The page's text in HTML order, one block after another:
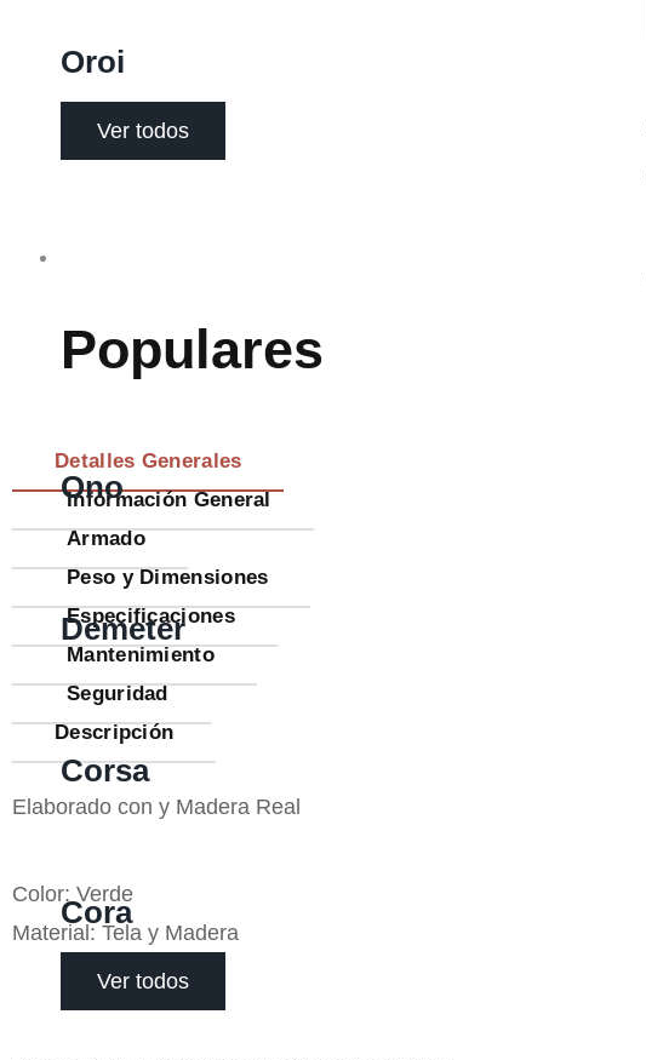
Oroi
Ver todos
Populares
Ono
Demeter
Corsa
Cora
Ver todos
Detalles Generales
Información General
Armado
Peso y Dimensiones
Especificaciones
Mantenimiento
Seguridad
Descripción
Elaborado con y Madera Real
Color: Verde
Material: Tela y Madera